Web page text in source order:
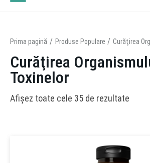
Prima pagină Produse Populare Curăţirea
Curăţirea
Toxinelor
Afișez toate cele 35 de rezultate